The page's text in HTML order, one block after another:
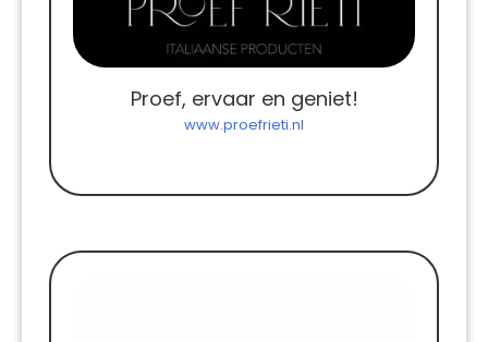
Proef, ervaar en geniet!
www.proefrieti.nl